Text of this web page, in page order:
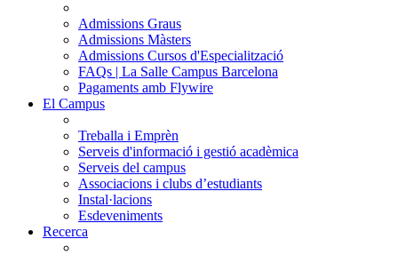
Admissions Graus
Admissions Màsters
Admissions Cursos d'Especialització
FAQs | La Salle Campus Barcelona
Pagaments amb Flywire
El Campus
Treballa i Emprèn
Serveis d'informació i gestió acadèmica
Serveis del campus
Associacions i clubs d’estudiants
Instal·lacions
Esdeveniments
Recerca